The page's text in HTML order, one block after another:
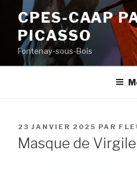
contenu
principal
CPES-CAAP
PICASSO
Fontenay-sous-Bois
PUBLIÉ
LE
23 JANVIER 2025 PAR
Masque de